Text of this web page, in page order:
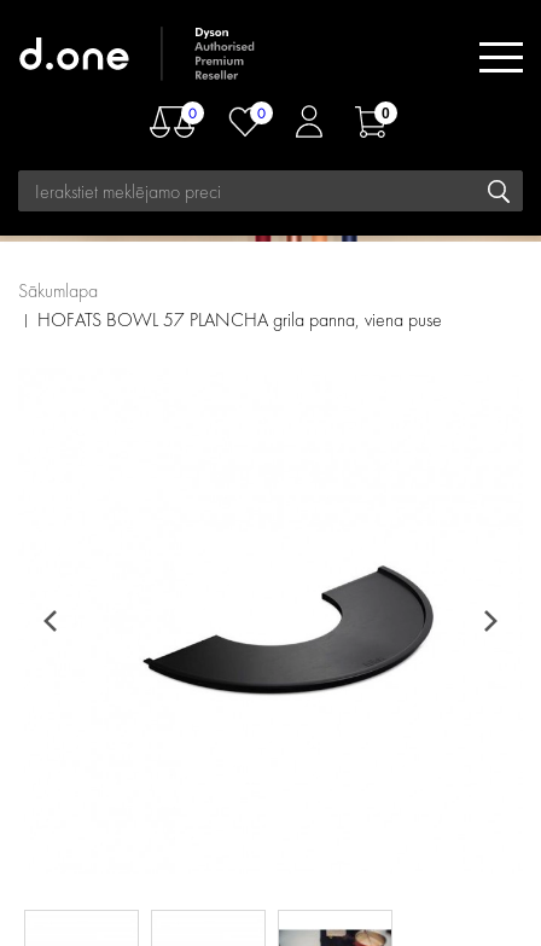
0 0 0
Sākumlapa
HOFATS BOWL 57 PLANCHA grila panna, viena puse